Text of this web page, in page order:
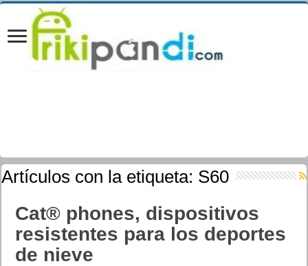
Artículos con la etiqueta: S60
Cat® phones, dispositivos
resistentes para los deportes
de nieve